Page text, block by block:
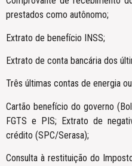
prestados como autônomo;
Extrato de benefício INSS;
Extrato de conta bancária dos
Três últimas contas de energia
Cartão benefício do governo
FGTS e PIS; Extrato de
crédito (SPC/Serasa);
Consulta à restituição do